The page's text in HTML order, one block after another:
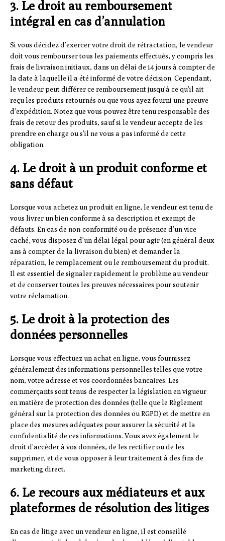
3. Le droit au remboursement
intégral en cas d’annulation
Si vous décidez d’exercer votre droit de rétractation, le vendeur
doit vous rembourser tous les paiements effectués, y compris les
frais de livraison initiaux, dans un délai de 14 jours à compter de
la date à laquelle il a été informé de votre décision. Cependant,
le vendeur peut différer ce remboursement jusqu’à ce qu’il ait
reçu les produits retournés ou que vous ayez fourni une preuve
d’expédition. Notez que vous pouvez être tenu responsable des
frais de retour des produits, sauf si le vendeur accepte de les
prendre en charge ou s’il ne vous a pas informé de cette
obligation.
4. Le droit à un produit conforme et
sans défaut
Lorsque vous achetez un produit en ligne, le vendeur est tenu de
vous livrer un bien conforme à sa description et exempt de
défauts. En cas de non-conformité ou de présence d’un vice
caché, vous disposez d’un délai légal pour agir (en général deux
ans à compter de la livraison du bien) et demander la
réparation, le remplacement ou le remboursement du produit.
Il est essentiel de signaler rapidement le problème au vendeur
et de conserver toutes les preuves nécessaires pour soutenir
votre réclamation.
5. Le droit à la protection des
données personnelles
Lorsque vous effectuez un achat en ligne, vous fournissez
généralement des informations personnelles telles que votre
nom, votre adresse et vos coordonnées bancaires. Les
commerçants sont tenus de respecter la législation en vigueur
en matière de protection des données (telle que le Règlement
général sur la protection des données ou RGPD) et de mettre en
place des mesures adéquates pour assurer la sécurité et la
confidentialité de ces informations. Vous avez également le
droit d’accéder à vos données, de les rectifier ou de les
supprimer, et de vous opposer à leur traitement à des fins de
marketing direct.
6. Le recours aux médiateurs et aux
plateformes de résolution des litiges
En cas de litige avec un vendeur en ligne, il est conseillé